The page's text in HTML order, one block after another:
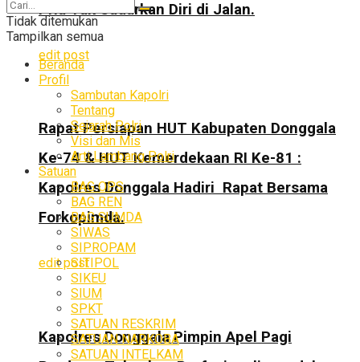
Pria Tak Sadarkan Diri di Jalan.
edit post
Rapat Persiapan HUT Kabupaten Donggala
Ke-74 & HUT Kemerdekaan RI Ke-81 :
Kapolres Donggala Hadiri Rapat Bersama
Forkopimda.
edit post
Kapolres Donggala Pimpin Apel Pagi
Tidak ditemukan
Tampilkan semua
Beranda
Profil
Sambutan Kapolri
Tentang
Sejarah Polri
Visi dan Mis
Arti Lambang Polri
Satuan
BAG OPS
BAG REN
BAG SUMDA
SIWAS
SIPROPAM
SITIPOL
SIKEU
SIUM
SPKT
SATUAN RESKRIM
SATUAN NARKOBA
SATUAN INTELKAM